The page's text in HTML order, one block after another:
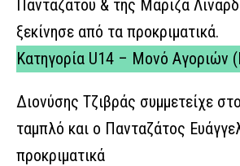
Πανταζάτου & της Μαρίζα
ξεκίνησε από τα προκριματικά.
Κατηγορία U14 – Μονό Αγοριών
Διονύσης Τζιβράς συμμετείχε
ταμπλό και ο Πανταζάτος
προκριματικά